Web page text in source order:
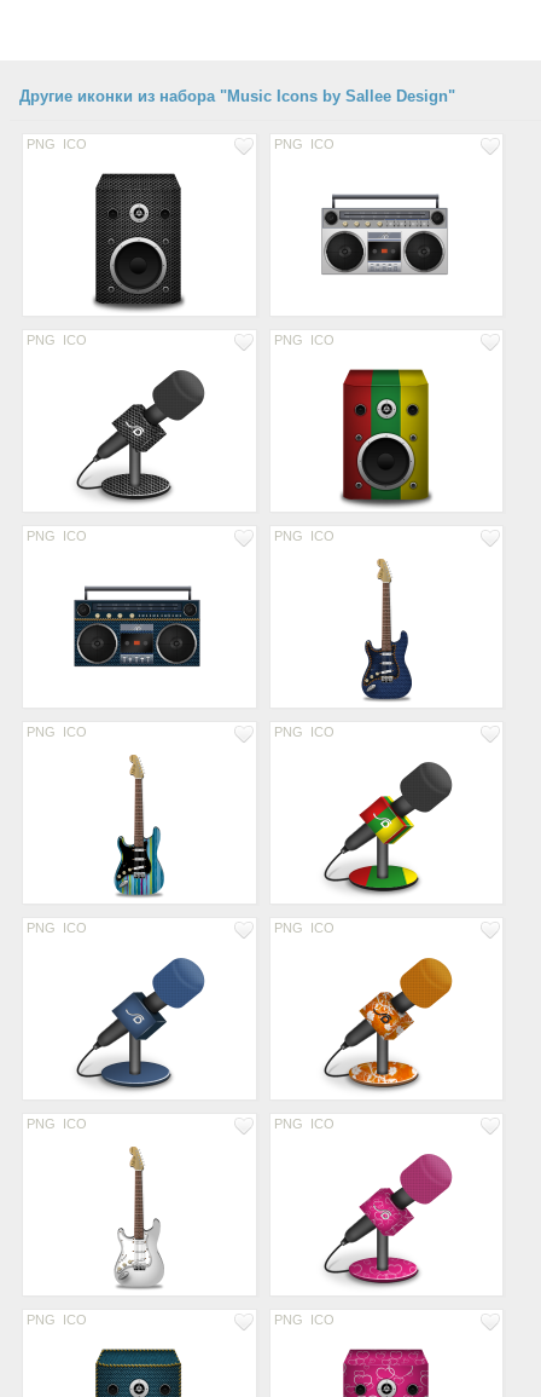
Другие иконки из набора "Music Icons by Sallee Design"
PNG ICO PNG ICO
PNG ICO PNG ICO
PNG ICO PNG ICO
PNG ICO PNG ICO
PNG ICO PNG ICO
PNG ICO PNG ICO
PNG ICO PNG ICO